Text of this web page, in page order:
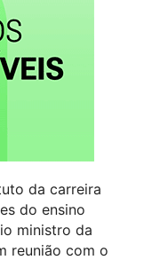
da carreira
do ensino
ministro da
reunião com o